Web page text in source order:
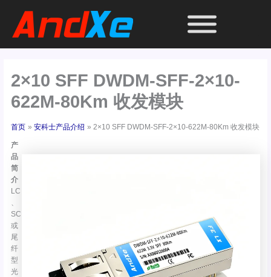
2×10 SFF DWDM-SFF-2×10-
622M-80Km 收发模块
首页 安科士产品介绍 2×10 SFF DWDM-SFF-2×10-622M-80Km 收发模块
产
品
简
介
LC
、
SC
或
尾
纤
型
光